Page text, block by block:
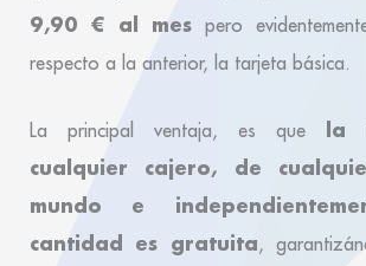
9,90 € al mespero
respecto a la anterior, la tarjeta básica.
La principal ventaja, es que
la
cualquier cajero, de
mundo e
cantidad es gratuita,